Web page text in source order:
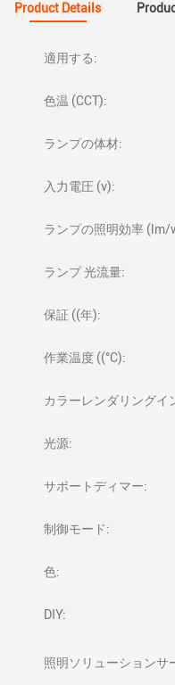
Product Details
適用する:
色温 (CCT):
ランプの体材:
入力電圧 (v):
ランプの照明効率 (lm/
ランプ 光流量:
保証 ((年):
作業温度 ((°C):
カラーレンダリングイ
光源:
サポートディマー:
制御モード:
色:
DIY:
照明ソリューションサ